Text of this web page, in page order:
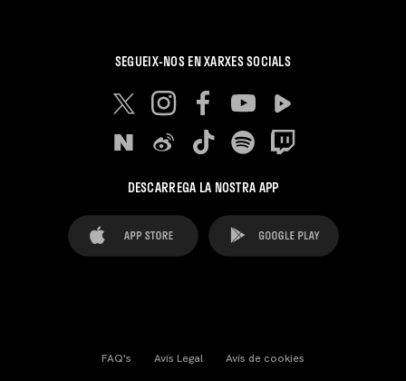
SEGUEIX-NOS EN XARXES SOCIALS
DESCARREGA LA NOSTRA APP
FAQ's Avís Legal Avís de cookies